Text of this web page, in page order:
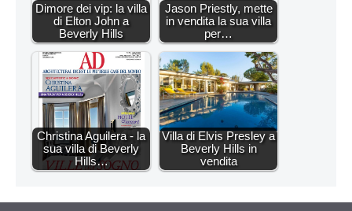
Dimore dei vip: la villa
di Elton John a
Beverly Hills
Jason Priestly, mette
in vendita la sua villa
per…
Christina Aguilera - la
sua villa di Beverly
Hills…
Villa di Elvis Presley a
Beverly Hills in
vendita